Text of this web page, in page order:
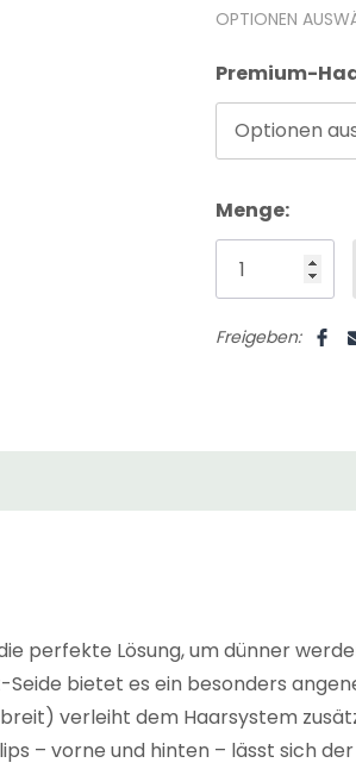
OPTIONEN
Premium-
Optionen
Aktueller
Menge:
Freigeben:
perfekte Lösung, um dünner
bietet es ein besonders
verleiht dem Haarsystem
– vorne und hinten – lässt sich